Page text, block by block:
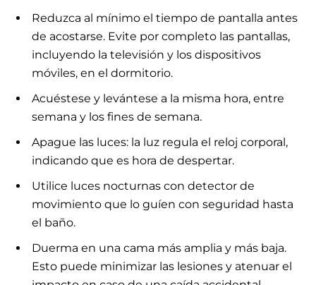
Reduzca al mínimo el tiempo de pantalla antes
de acostarse. Evite por completo las pantallas,
incluyendo la televisión y los dispositivos
móviles, en el dormitorio.
Acuéstese y levántese a la misma hora, entre
semana y los fines de semana.
Apague las luces: la luz regula el reloj corporal,
indicando que es hora de despertar.
Utilice luces nocturnas con detector de
movimiento que lo guíen con seguridad hasta
el baño.
Duerma en una cama más amplia y más baja.
Esto puede minimizar las lesiones y atenuar el